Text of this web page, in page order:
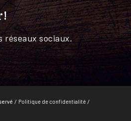
réseaux sociaux.
/ Politique de confidentialité/